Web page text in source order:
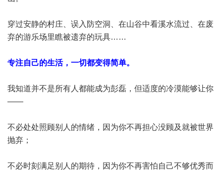
穿过安静的村庄、误入防空洞、在山谷中看溪水流过、在废
弃的游乐场里瞧被遗弃的玩具……
专注自己的生活，一切都变得简单。
我知道并不是所有人都能成为彭磊，但适度的冷漠能够让你
——
不必处处照顾别人的情绪，因为你不再担心没顾及就被世界
抛弃；
不必时刻满足别人的期待，因为你不再害怕自己不够优秀而